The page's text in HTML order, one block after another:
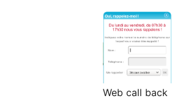
Web call back